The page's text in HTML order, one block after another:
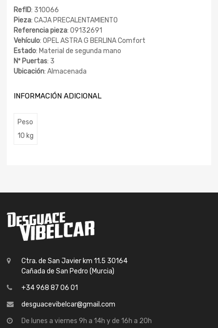
RefID: 310066
Pieza: CAJA PRECALENTAMIENTO
Referencia pieza: 09132691
Vehículo: OPEL ASTRA G BERLINA Comfort
Estado: Material de segunda mano
Nº Puertas: 3
Ubicación: Almacenada
INFORMACIÓN ADICIONAL
Peso
10 kg
Ctra. de San Javier km 11.5 30164
Cañada de San Pedro (Murcia)
+34 968 87 06 01
desguacevibelcar@gmail.com
De lunes a viernes 9h a 14h y de 16h a 20h